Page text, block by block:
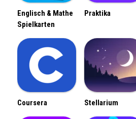
Englisch & Mathe
Spielkarten
Praktika
Coursera Stellarium